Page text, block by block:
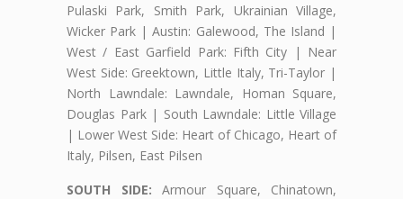
Pulaski Park, Smith Park, Ukrainian Village,
Wicker Park | Austin: Galewood, The Island |
West / East Garfield Park: Fifth City | Near
West Side: Greektown, Little Italy, Tri-Taylor |
North Lawndale: Lawndale, Homan Square,
Douglas Park | South Lawndale: Little Village
| Lower West Side: Heart of Chicago, Heart of
Italy, Pilsen, East Pilsen
SOUTH SIDE: Armour Square, Chinatown,